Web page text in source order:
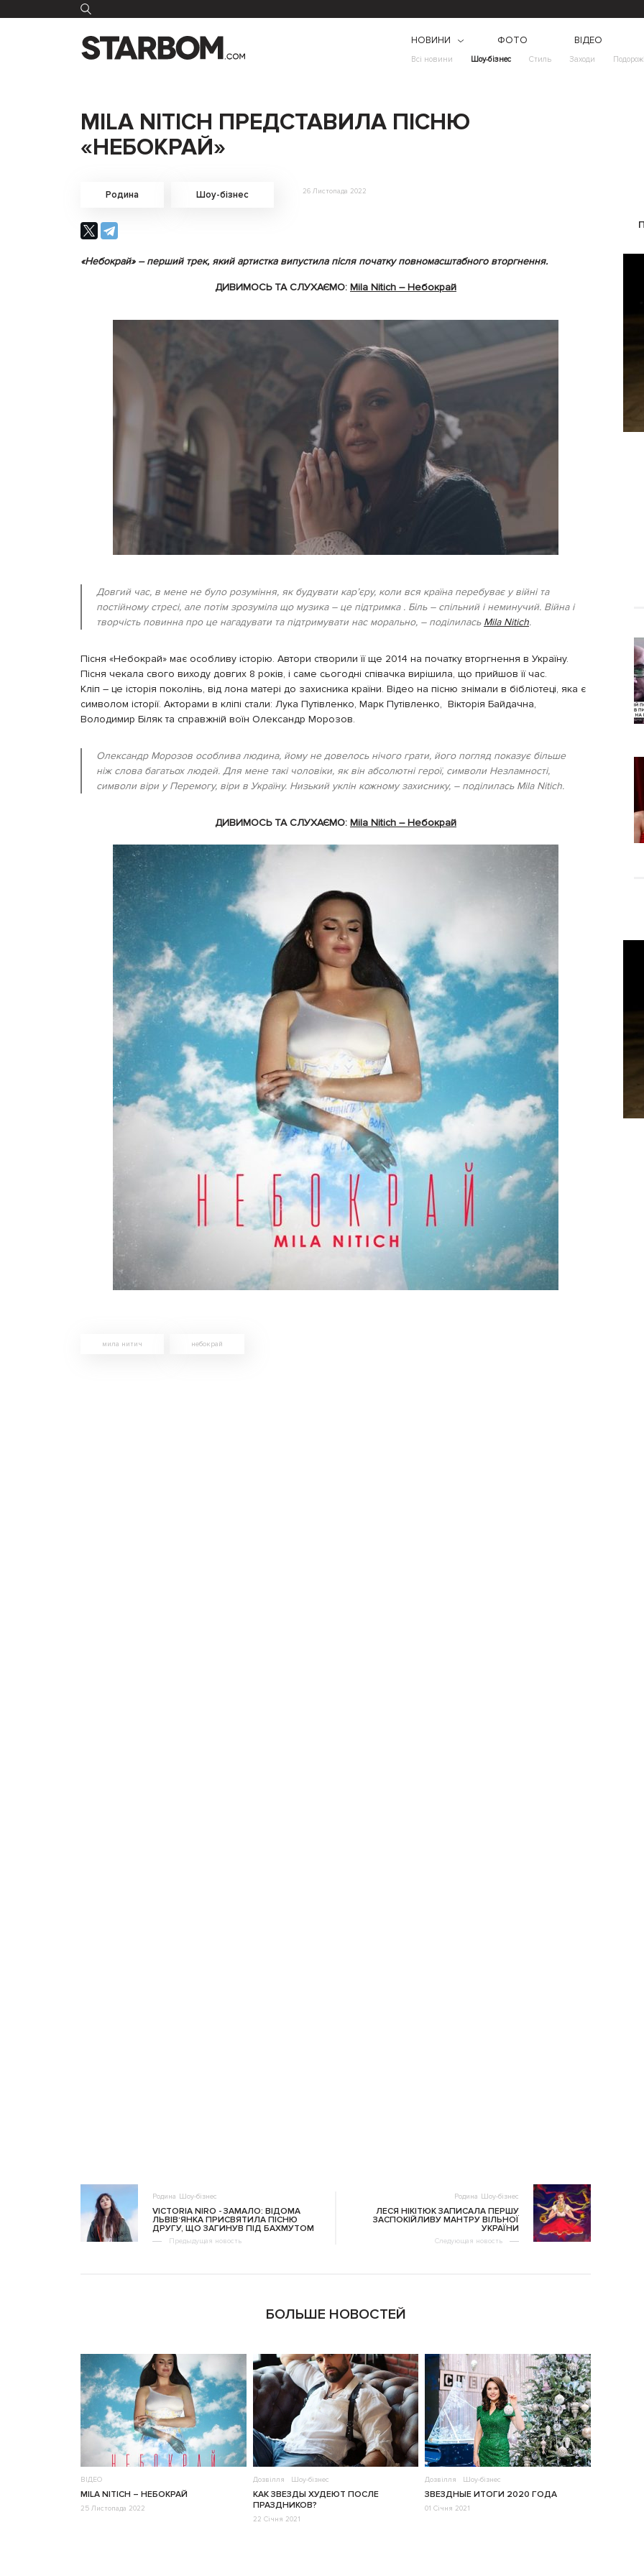
НОВИНИ
Всі новини Шоу-бізнес Стиль Заходи Подорожі
ФОТО ВІДЕО
MILA NITICH ПРЕДСТАВИЛА ПІСНЮ
«НЕБОКРАЙ»
Родина Шоу-бізнес 26 Листопада 2022
«Небокрай» – перший трек, який артистка випустила після початку повномасштабного вторгнення.
ДИВИМОСЬ ТА СЛУХАЄМО: Mila Nitich – Небокрай
Довгий час, в мене не було розуміння, як будувати кар’єру, коли вся країна перебуває у війні та
постійному стресі, але потім зрозуміла що музика – це підтримка . Біль – спільний і неминучий. Війна і
творчість повинна про це нагадувати та підтримувати нас морально, – поділилась Mila Nitich.
Пісня «Небокрай» має особливу історію. Автори створили її ще 2014 на початку вторгнення в Україну.
Пісня чекала свого виходу довгих 8 років, і саме сьогодні співачка вирішила, що прийшов її час.
Кліп – це історія поколінь, від лона матері до захисника країни. Відео на пісню знімали в бібліотеці, яка є
символом історії. Акторами в кліпі стали: Лука Путівленко, Марк Путівленко, Вікторія Байдачна,
Володимир Біляк та справжній воїн Олександр Морозов.
Олександр Морозов особлива людина, йому не довелось нічого грати, його погляд показує більше
ніж слова багатьох людей. Для мене такі чоловіки, як він абсолютні герої, символи Незламності,
символи віри у Перемогу, віри в Україну. Низький уклін кожному захиснику, – поділилась Mila Nitich.
ДИВИМОСЬ ТА СЛУХАЄМО: Mila Nitich – Небокрай
мила нитич небокрай
Родина Шоу-бізнес
VICTORIA NIRO - ЗАМАЛО: ВІДОМА
ЛЬВІВ‘ЯНКА ПРИСВЯТИЛА ПІСНЮ
ДРУГУ, ЩО ЗАГИНУВ ПІД БАХМУТОМ
Предыдущая новость
Родина Шоу-бізнес
ЛЕСЯ НІКІТЮК ЗАПИСАЛА ПЕРШУ
ЗАСПОКІЙЛИВУ МАНТРУ ВІЛЬНОЇ
УКРАЇНИ
Следующая новость
БОЛЬШЕ НОВОСТЕЙ
ВІДЕО
MILA NITICH – НЕБОКРАЙ
25 Листопада 2022
Дозвілля Шоу-бізнес
КАК ЗВЕЗДЫ ХУДЕЮТ ПОСЛЕ
ПРАЗДНИКОВ?
22 Січня 2021
Дозвілля Шоу-бізнес
ЗВЕЗДНЫЕ ИТОГИ 2020 ГОДА
01 Січня 2021